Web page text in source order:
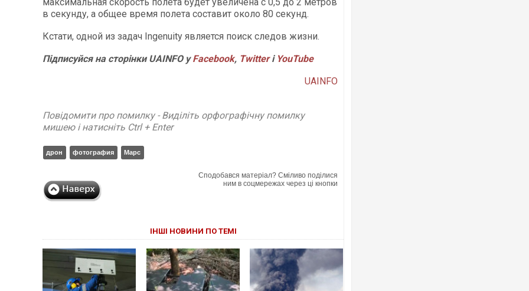
в секунду, а общее время полета составит около 80 секунд.
Кстати, одной из задач Ingenuity является поиск следов жизни.
Підписуйся на сторінки UAINFO уFacebook, Twitterі YouTube
UAINFO
Повідомити про помилку - Виділіть орфографічну помилку
мишею і натисніть Ctrl + Enter
дрон фотография Марс
Сподобався матеріал? Сміливо поділися
ним в соцмережах через ці кнопки
ІНШІ НОВИНИ ПО ТЕМІ